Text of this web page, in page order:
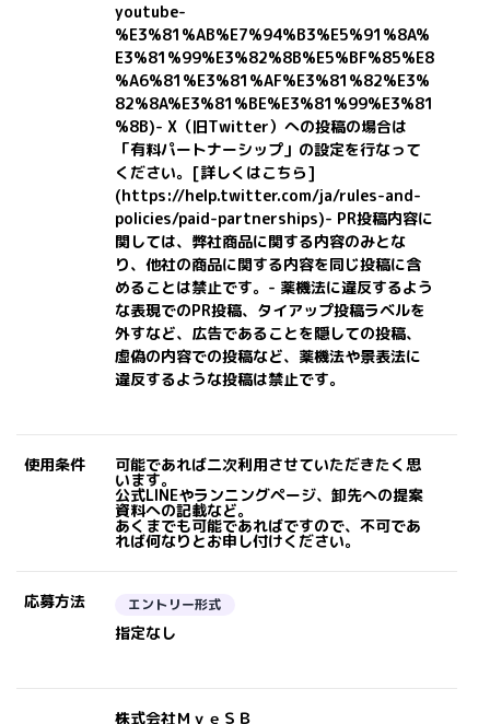
youtube-
%E3%81%AB%E7%94%B3%E5%91%8A%
E3%81%99%E3%82%8B%E5%BF%85%E8
%A6%81%E3%81%AF%E3%81%82%E3%
82%8A%E3%81%BE%E3%81%99%E3%81
%8B)- X（旧Twitter）への投稿の場合は
「有料パートナーシップ」の設定を行なって
ください。 [詳しくはこちら]
(https://help.twitter.com/ja/rules-and-
policies/paid-partnerships)- PR投稿内容に
関しては、弊社商品に関する内容のみとな
り、他社の商品に関する内容を同じ投稿に含
めることは禁止です。- 薬機法に違反するよう
な表現でのPR投稿、タイアップ投稿ラベルを
外すなど、広告であることを隠しての投稿、
虚偽の内容での投稿など、薬機法や景表法に
違反するような投稿は禁止です。
使用条件 可能であれば二次利用させていただきたく思
います。
公式LINEやランニングページ、卸先への提案
資料への記載など。
あくまでも可能であればですので、不可であ
れば何なりとお申し付けください。
応募方法 エントリー形式
指定なし
株式会社ＭｙｅＳＢ